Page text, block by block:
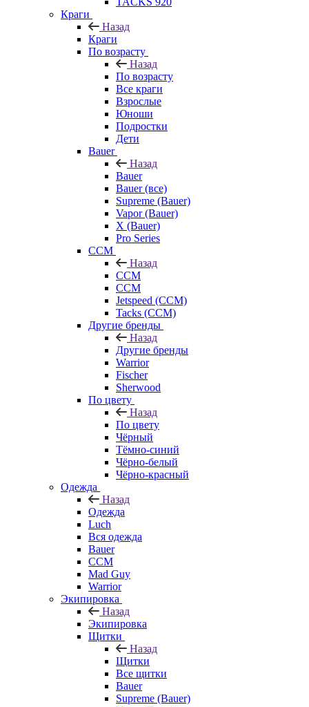
Краги
Назад
Краги
По возрасту
Назад
По возрасту
Все краги
Взрослые
Юноши
Подростки
Дети
Bauer
Назад
Bauer
Bauer (все)
Supreme (Bauer)
Vapor (Bauer)
X (Bauer)
Pro Series
CCM
Назад
CCM
CCM
Jetspeed (CCM)
Tacks (CCM)
Другие бренды
Назад
Другие бренды
Warrior
Fischer
Sherwood
По цвету
Назад
По цвету
Чёрный
Тёмно-синий
Чёрно-белый
Чёрно-красный
Одежда
Назад
Одежда
Luch
Вся одежда
Bauer
CCM
Mad Guy
Warrior
Экипировка
Назад
Экипировка
Щитки
Назад
Щитки
Все щитки
Bauer
Supreme (Bauer)